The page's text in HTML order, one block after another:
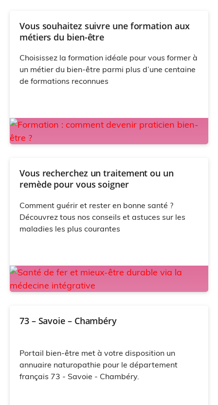
Vous souhaitez suivre une formation aux
métiers du bien-être
Choisissez la formation idéale pour vous former à
un métier du bien-être parmi plus d’une centaine
de formations reconnues
Vous recherchez un traitement ou un
remède pour vous soigner
Comment guérir et rester en bonne santé ?
Découvrez tous nos conseils et astuces sur les
maladies les plus courantes
73 – Savoie – Chambéry
Portail bien-être met à votre disposition un
annuaire naturopathie pour le département
français 73 - Savoie - Chambéry.